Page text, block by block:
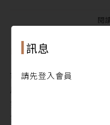
訊息
請先登入會員
蕊》、《我的父親是火車
本書《像母親一樣的河》
《何時，愛戀到天涯》、
在，台灣的路上》、《看
《溪行回春》等。
閱
目錄
市長序 看見信仰文化的結
局長序 草根的文化 庶民
第一名 祈│高于婷
第二名 奔走在路上的信